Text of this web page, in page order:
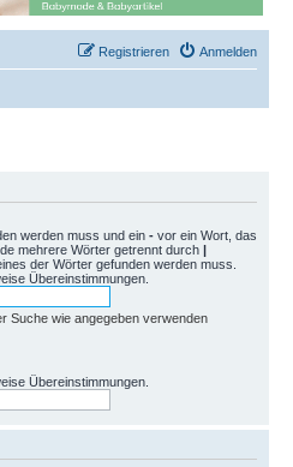
Anmelden
Registrieren
werden muss und ein - vor ein Wort, das
mehrere Wörter getrennt durch |
der Wörter gefunden werden muss.
Übereinstimmungen.
Suche wie angegeben verwenden
Übereinstimmungen.